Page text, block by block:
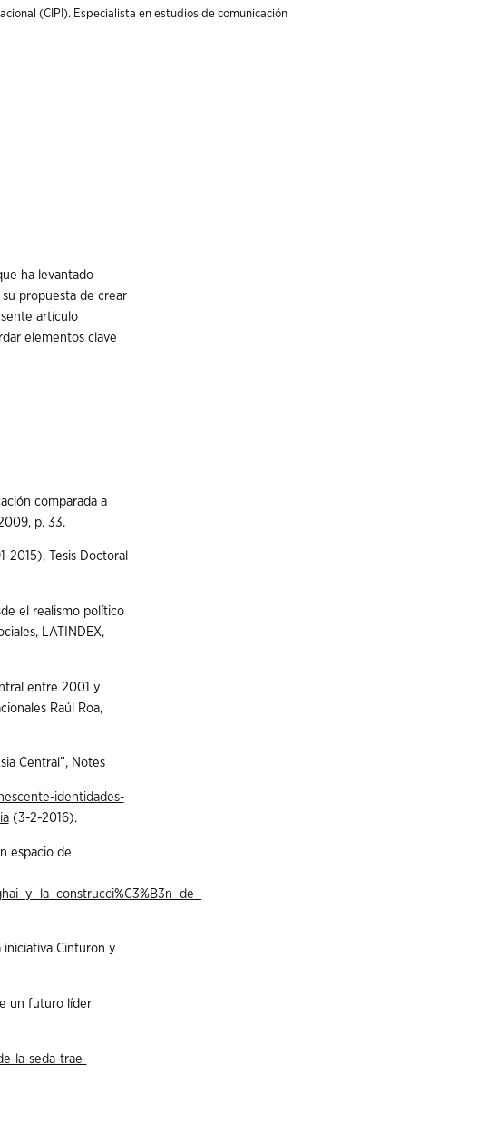
(CIPI). Especialista en estudios de comunicación
ha levantado
propuesta de crear
artículo
elementos clave
comparada a
p. 33.
2015), Tesis Doctoral
el realismo político
LATINDEX,
entre 2001 y
Raúl Roa,
Central”, Notes
identidades-
(3-2-2016).
espacio de
iniciativa Cinturon y
un futuro líder
la-seda-trae-